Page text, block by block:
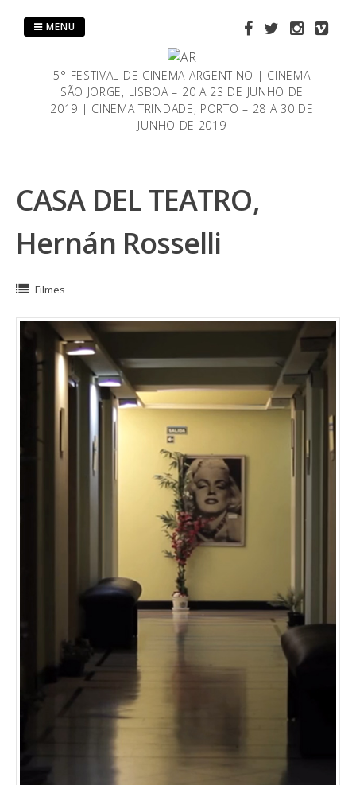
5° FESTIVAL DE CINEMA ARGENTINO | CINEMA
SÃO JORGE, LISBOA – 20 A 23 DE JUNHO DE
2019 | CINEMA TRINDADE, PORTO – 28 A 30 DE
JUNHO DE 2019
MENU
CASA DEL TEATRO,
Hernán Rosselli
Filmes